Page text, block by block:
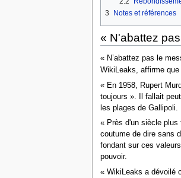
3
Notes et références
« N'abattez
« N’abattez pas le
WikiLeaks, affirme
« En 1958, Rupert
toujours ». Il fallait
les plages de
« Près d'un siècle plus
coutume de dire sans
fondant sur ces
pouvoir.
« WikiLeaks a dévoilé